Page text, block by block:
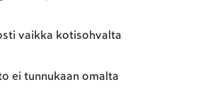
vaikka kotisohvalta
ei tunnukaan omalta